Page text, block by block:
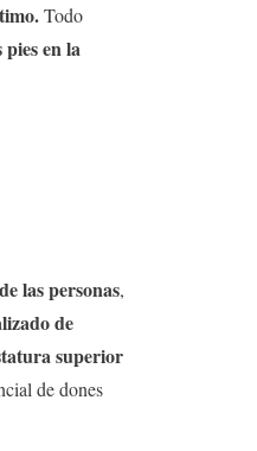
Todo
pies en la
las personas,
de
superior
de dones